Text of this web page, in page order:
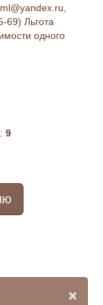
69) Льгота
одного
9
×